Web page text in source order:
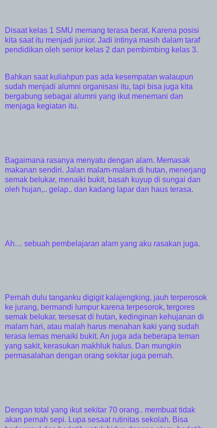
Disaat kelas 1 SMU memang terasa berat. Karena posisi
kita saat itu menjadi junior. Jadi intinya masih dalam taraf
pendidikan oleh senior kelas 2 dan pembimbing kelas 3.
Bahkan saat kuliahpun pas ada kesempatan walaupun
sudah menjadi alumni organisasi itu, tapi bisa juga kita
bergabung sebagai alumni yang ikut menemani dan
menjaga kegiatan itu.
Bagaimana rasanya menyatu dengan alam. Memasak
makanan sendiri. Jalan malam-malam di hutan, menerjang
semak belukar, menaiki bukit, basah kuyup di sungai dan
oleh hujan,.. gelap.. dan kadang lapar dan haus terasa.
Ah… sebuah pembelajaran alam yang aku rasakan juga.
Pernah dulu tanganku digigit kalajengking, jauh terperosok
ke jurang, bermandi lumpur karena terpesorok, tergores
semak belukar, tersesat di hutan, kedinginan kehujanan di
malam hari, atau malah harus menahan kaki yang sudah
terasa lemas menaiki bukit. An juga ada beberapa teman
yang sakit, kerasukan makhluk halus. Dan mungkin
permasalahan dengan orang sekitar juga pernah.
Dengan total yang ikut sekitar 70 orang.. membuat tidak
akan pernah sepi. Lupa sesaat rutinitas sekolah. Bisa